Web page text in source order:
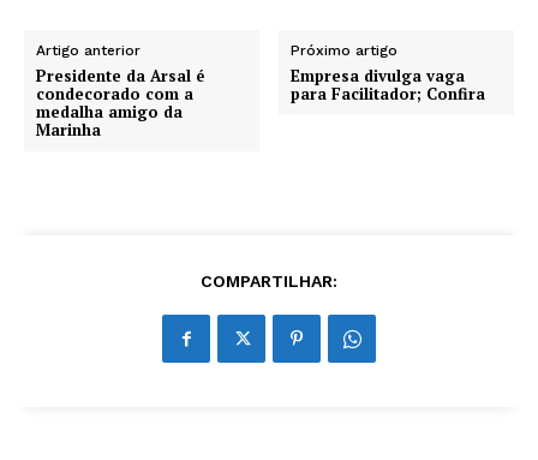
Artigo anterior
Presidente da Arsal é
condecorado com a
medalha amigo da
Marinha
Próximo artigo
Empresa divulga vaga
para Facilitador; Confira
COMPARTILHAR: